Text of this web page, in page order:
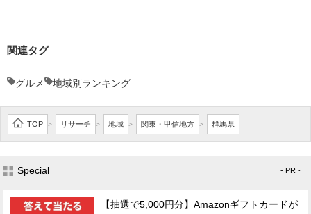
関連タグ
グルメ 地域別ランキング
TOP > リサーチ > 地域 > 関東・甲信地方 > 群馬県
Special - PR -
【抽選で5,000円分】Amazonギフトカードが